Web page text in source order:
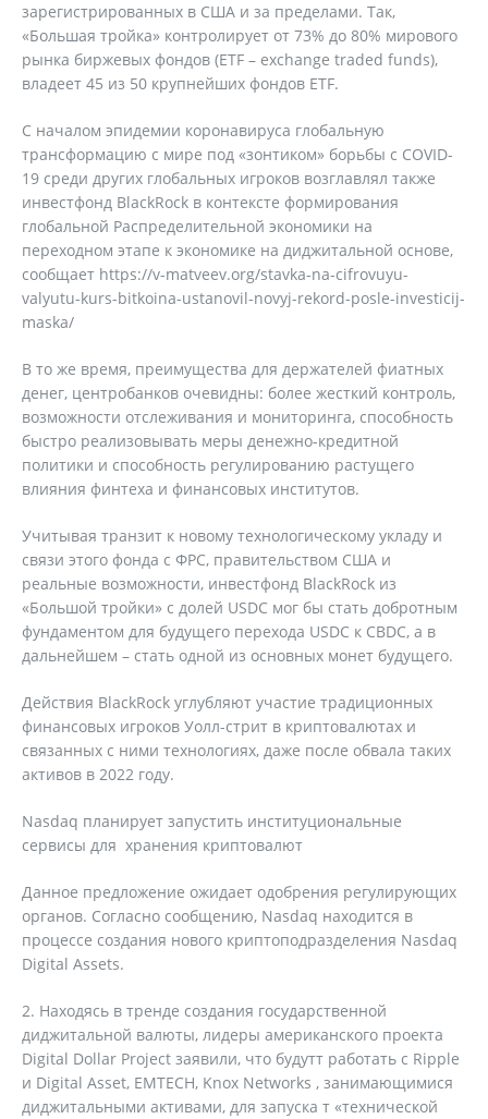
зарегистрированных в США и за пределами. Так,
«Большая тройка» контролирует от 73% до 80% мирового
рынка биржевых фондов (ETF – exchange traded funds),
владеет 45 из 50 крупнейших фондов ETF.
С началом эпидемии коронавируса глобальную
трансформацию с мире под «зонтиком» борьбы с COVID-
19 среди других глобальных игроков возглавлял также
инвестфонд BlackRock в контексте формирования
глобальной Распределительной экономики на
переходном этапе к экономике на диджитальной основе,
сообщает https://v-matveev.org/stavka-na-cifrovuyu-
valyutu-kurs-bitkoina-ustanovil-novyj-rekord-posle-investicij-
maska/
В то же время, преимущества для держателей фиатных
денег, центробанков очевидны: более жесткий контроль,
возможности отслеживания и мониторинга, способность
быстро реализовывать меры денежно-кредитной
политики и способность регулированию растущего
влияния финтеха и финансовых институтов.
Учитывая транзит к новому технологическому укладу и
связи этого фонда с ФРС, правительством США и
реальные возможности, инвестфонд BlackRock из
«Большой тройки» с долей USDC мог бы стать добротным
фундаментом для будущего перехода USDC к CBDC, а в
дальнейшем – стать одной из основных монет будущего.
Действия BlackRock углубляют участие традиционных
финансовых игроков Уолл-стрит в криптовалютах и ​​
связанных с ними технологиях, даже после обвала таких
активов в 2022 году.
Nasdaq планирует запустить институциональные
сервисы для хранения криптовалют
Данное предложение ожидает одобрения регулирующих
органов. Согласно сообщению, Nasdaq находится в
процессе создания нового криптоподразделения Nasdaq
Digital Assets.
2. Находясь в тренде создания государственной
диджитальной валюты, лидеры американского проекта
Digital Dollar Project заявили, что будутт работать с Ripple
и Digital Asset, EMTECH, Knox Networks , занимающимися
диджитальными активами, для запуска т «технической